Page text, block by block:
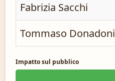
Fabrizia Sacchi
Tommaso Donadoni
Impatto sul pubblico